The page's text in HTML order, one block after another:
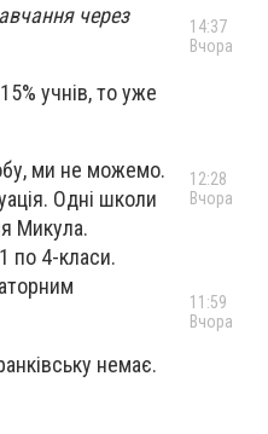
через
учнів, то уже
ми не можемо.
Одні школи
Микула.
по 4-класи.
немає.
14:37
Вчора
12:28
Вчора
11:59
Вчора